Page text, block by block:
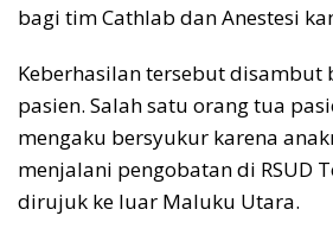
bagi tim Cathlab dan Anestesi
Keberhasilan tersebut disambut
pasien. Salah satu orang tua
mengaku bersyukur karena
menjalani pengobatan di RSUD
dirujuk ke luar Maluku Utara.